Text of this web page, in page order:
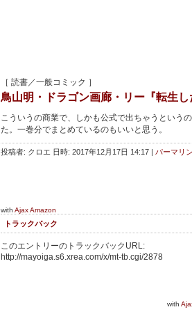
［ 読書／一般コミック ］
鳥山明・ドラゴン画廊・リー『転生し
こういうの商業で、しかも公式で出ちゃうという
た。一巻分でまとめているのもいいと思う。
投稿者: クロエ 日時: 2017年12月17日 14:17 | パーマリ
with Ajax Amazon
トラックバック
このエントリーのトラックバックURL:
http://mayoiga.s6.xrea.com/x/mt-tb.cgi/2878
with